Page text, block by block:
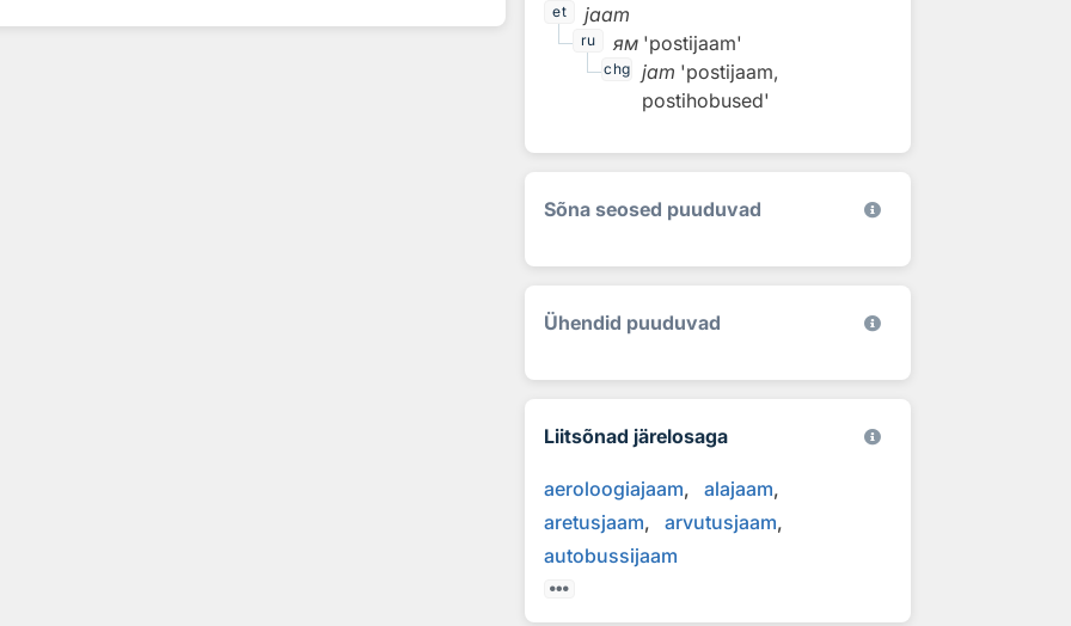
et jaam
ru ям 'postijaam'
chg jam 'postijaam,
postihobused'
Sõna seosed puuduvad
Ühendid puuduvad
Liitsõnad järelosaga
aeroloogiajaam
alajaam
aretusjaam
arvutusjaam
autobussijaam